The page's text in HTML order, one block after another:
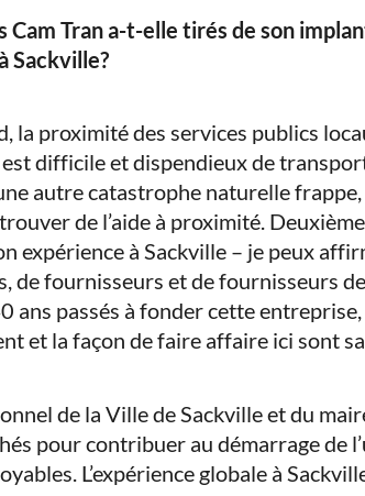
Cam Tran a-t-elle tirés de son
Sackville?
la proximité des services publics
difficile et dispendieux de
autre catastrophe naturelle
de l’aide à proximité.
expérience à Sackville – je peux
de fournisseurs et de fournisseurs
ans passés à fonder cette
et la façon de faire affaire ici sont
de la Ville de Sackville et du
pour contribuer au démarrage de
L’expérience globale à